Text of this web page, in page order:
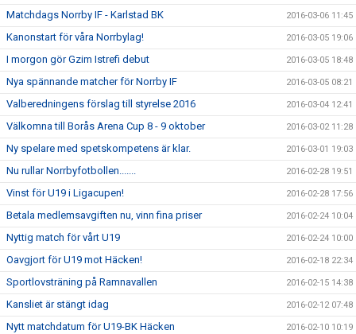
Matchdags Norrby IF - Karlstad BK 2016-03-06 11:45
Kanonstart för våra Norrbylag! 2016-03-05 19:06
I morgon gör Gzim Istrefi debut 2016-03-05 18:48
Nya spännande matcher för Norrby IF 2016-03-05 08:21
Valberedningens förslag till styrelse 2016 2016-03-04 12:41
Välkomna till Borås Arena Cup 8 - 9 oktober 2016-03-02 11:28
Ny spelare med spetskompetens är klar. 2016-03-01 19:03
Nu rullar Norrbyfotbollen....... 2016-02-28 19:51
Vinst för U19 i Ligacupen! 2016-02-28 17:56
Betala medlemsavgiften nu, vinn fina priser 2016-02-24 10:04
Nyttig match för vårt U19 2016-02-24 10:00
Oavgjort för U19 mot Häcken! 2016-02-18 22:34
Sportlovsträning på Ramnavallen 2016-02-15 14:38
Kansliet är stängt idag 2016-02-12 07:48
Nytt matchdatum för U19-BK Häcken 2016-02-10 10:19